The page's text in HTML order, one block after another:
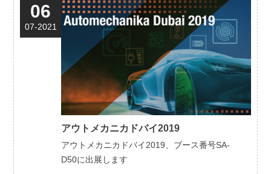
06
07-2021
アウトメカニカドバイ2019
アウトメカニカドバイ2019、ブース番号SA-
D50に出展します